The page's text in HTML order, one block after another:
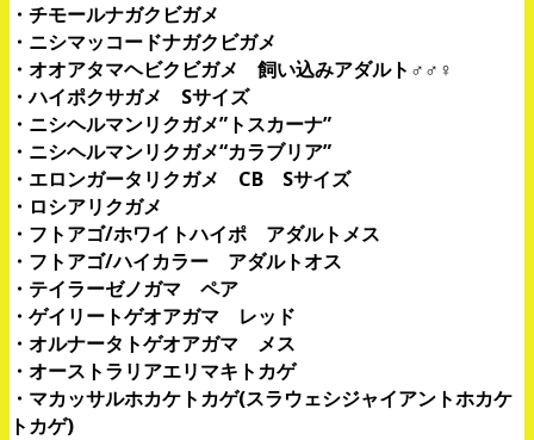
・チモールナガクビガメ
・ニシマッコードナガクビガメ
・オオアタマヘビクビガメ 飼い込みアダルト♂♂♀
・ハイポクサガメ Sサイズ
・ニシヘルマンリクガメ”トスカーナ”
・ニシヘルマンリクガメ“カラブリア”
・エロンガータリクガメ CB Sサイズ
・ロシアリクガメ
・フトアゴ/ホワイトハイポ アダルトメス
・フトアゴ/ハイカラー アダルトオス
・テイラーゼノガマ ペア
・ゲイリートゲオアガマ レッド
・オルナータトゲオアガマ メス
・オーストラリアエリマキトカゲ
・マカッサルホカケトカゲ(スラウェシジャイアントホカケ
トカゲ)